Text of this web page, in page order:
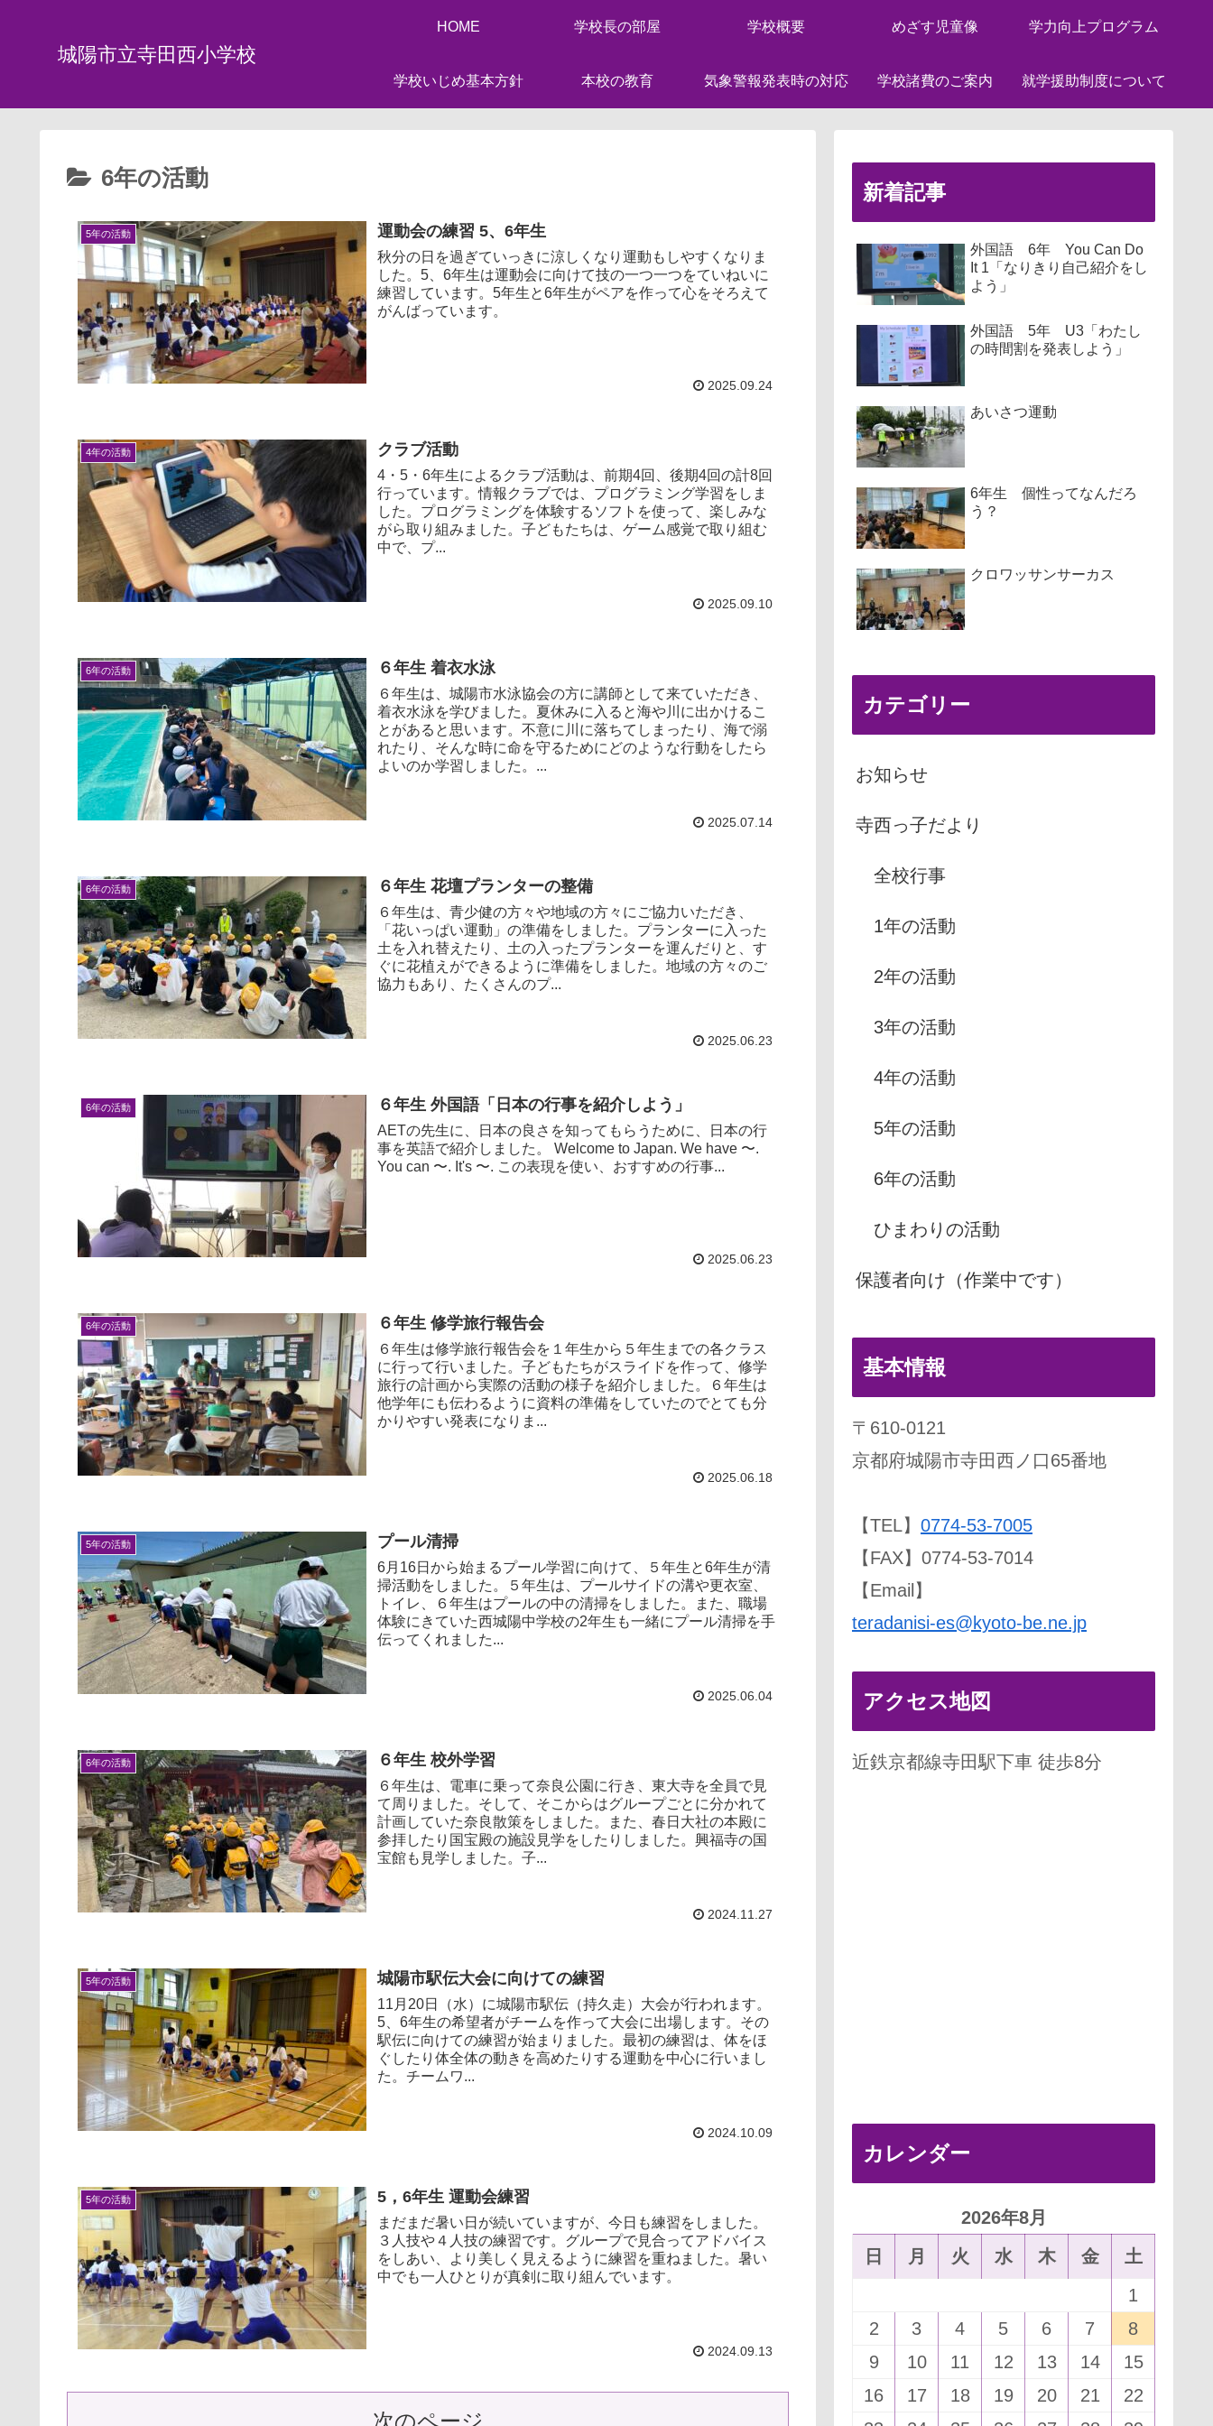
城陽市立寺田西小学校
HOME 学校長の部屋 学校概要 めざす児童像 学力向上プログラム
学校いじめ基本方針 本校の教育 気象警報発表時の対応 学校諸費のご案内 就学援助制度について
6年の活動
5年の活動 運動会の練習 5、6年生
秋分の日を過ぎていっきに涼しくなり運動もしやすくなりま
した。5、6年生は運動会に向けて技の一つ一つをていねいに
練習しています。5年生と6年生がペアを作って心をそろえて
がんばっています。
2025.09.24
4年の活動 クラブ活動
4・5・6年生によるクラブ活動は、前期4回、後期4回の計8回
行っています。情報クラブでは、プログラミング学習をしま
した。プログラミングを体験するソフトを使って、楽しみな
がら取り組みました。子どもたちは、ゲーム感覚で取り組む
中で、プ...
2025.09.10
6年の活動 ６年生 着衣水泳
６年生は、城陽市水泳協会の方に講師として来ていただき、
着衣水泳を学びました。夏休みに入ると海や川に出かけるこ
とがあると思います。不意に川に落ちてしまったり、海で溺
れたり、そんな時に命を守るためにどのような行動をしたら
よいのか学習しました。...
2025.07.14
6年の活動 ６年生 花壇プランターの整備
６年生は、青少健の方々や地域の方々にご協力いただき、
「花いっぱい運動」の準備をしました。プランターに入った
土を入れ替えたり、土の入ったプランターを運んだりと、す
ぐに花植えができるように準備をしました。地域の方々のご
協力もあり、たくさんのプ...
2025.06.23
6年の活動 ６年生 外国語「日本の行事を紹介しよう」
AETの先生に、日本の良さを知ってもらうために、日本の行
事を英語で紹介しました。 Welcome to Japan. We have 〜.
You can 〜. It's 〜. この表現を使い、おすすめの行事...
2025.06.23
6年の活動 ６年生 修学旅行報告会
６年生は修学旅行報告会を１年生から５年生までの各クラス
に行って行いました。子どもたちがスライドを作って、修学
旅行の計画から実際の活動の様子を紹介しました。６年生は
他学年にも伝わるように資料の準備をしていたのでとても分
かりやすい発表になりま...
2025.06.18
5年の活動 プール清掃
6月16日から始まるプール学習に向けて、５年生と6年生が清
掃活動をしました。５年生は、プールサイドの溝や更衣室、
トイレ、６年生はプールの中の清掃をしました。また、職場
体験にきていた西城陽中学校の2年生も一緒にプール清掃を手
伝ってくれました...
2025.06.04
6年の活動 ６年生 校外学習
６年生は、電車に乗って奈良公園に行き、東大寺を全員で見
て周りました。そして、そこからはグループごとに分かれて
計画していた奈良散策をしました。また、春日大社の本殿に
参拝したり国宝殿の施設見学をしたりしました。興福寺の国
宝館も見学しました。子...
2024.11.27
5年の活動 城陽市駅伝大会に向けての練習
11月20日（水）に城陽市駅伝（持久走）大会が行われます。
5、6年生の希望者がチームを作って大会に出場します。その
駅伝に向けての練習が始まりました。最初の練習は、体をほ
ぐしたり体全体の動きを高めたりする運動を中心に行いまし
た。チームワ...
2024.10.09
5年の活動 5，6年生 運動会練習
まだまだ暑い日が続いていますが、今日も練習をしました。
３人技や４人技の練習です。グループで見合ってアドバイス
をしあい、より美しく見えるように練習を重ねました。暑い
中でも一人ひとりが真剣に取り組んでいます。
2024.09.13
次のページ
新着記事
外国語 6年 You Can Do
It 1「なりきり自己紹介をし
よう」
外国語 5年 U3「わたし
の時間割を発表しよう」
あいさつ運動
6年生 個性ってなんだろ
う？
クロワッサンサーカス
カテゴリー
お知らせ
寺西っ子だより
全校行事
1年の活動
2年の活動
3年の活動
4年の活動
5年の活動
6年の活動
ひまわりの活動
保護者向け（作業中です）
基本情報
〒610-0121
京都府城陽市寺田西ノ口65番地
【TEL】 0774-53-7005
【FAX】0774-53-7014
【Email】
teradanisi-es@kyoto-be.ne.jp
アクセス地図
近鉄京都線寺田駅下車 徒歩8分
カレンダー
2026年8月
日
月 火 水 木 金
土
1
2
3 4 5 6 7
8
9
10 11 12 13 14
15
16
17 18 19 20 21
22